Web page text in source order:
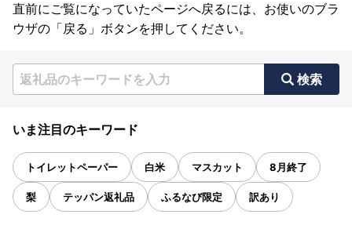
直前にご覧になっていたページへ戻るには、お使いのブラ
ウザの「戻る」ボタンを押してください。
検索
いま注目のキーワード
トイレットペーパー 白米 マスカット 8月終了
梨 テッパン返礼品 ふるなび限定 訳あり